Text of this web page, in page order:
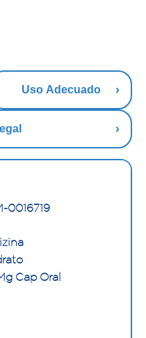
Uso Adecuado
0016719
Cap Oral